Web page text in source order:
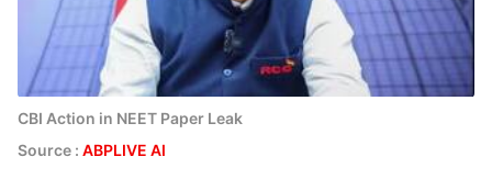
CBI Action in NEET Paper Leak
Source : ABPLIVE AI